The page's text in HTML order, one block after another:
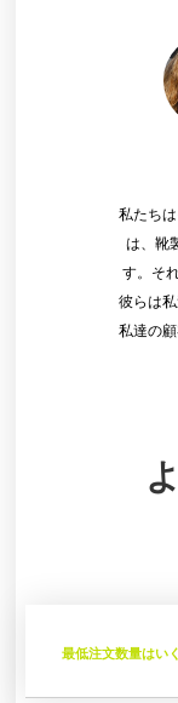
私たち
は、靴
す。そ
彼らは
私達の
最低注文数量はい